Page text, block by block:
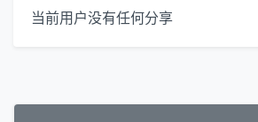
当前用户没有任何分享